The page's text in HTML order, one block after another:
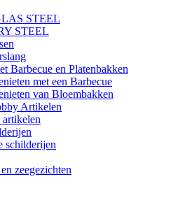
STEEL
STEEL
Barbecue en Platenbakken
met een Barbecue
van Bloembakken
Artikelen
schilderijen
zeegezichten